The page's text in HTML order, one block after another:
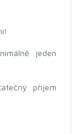
jeden
příjem